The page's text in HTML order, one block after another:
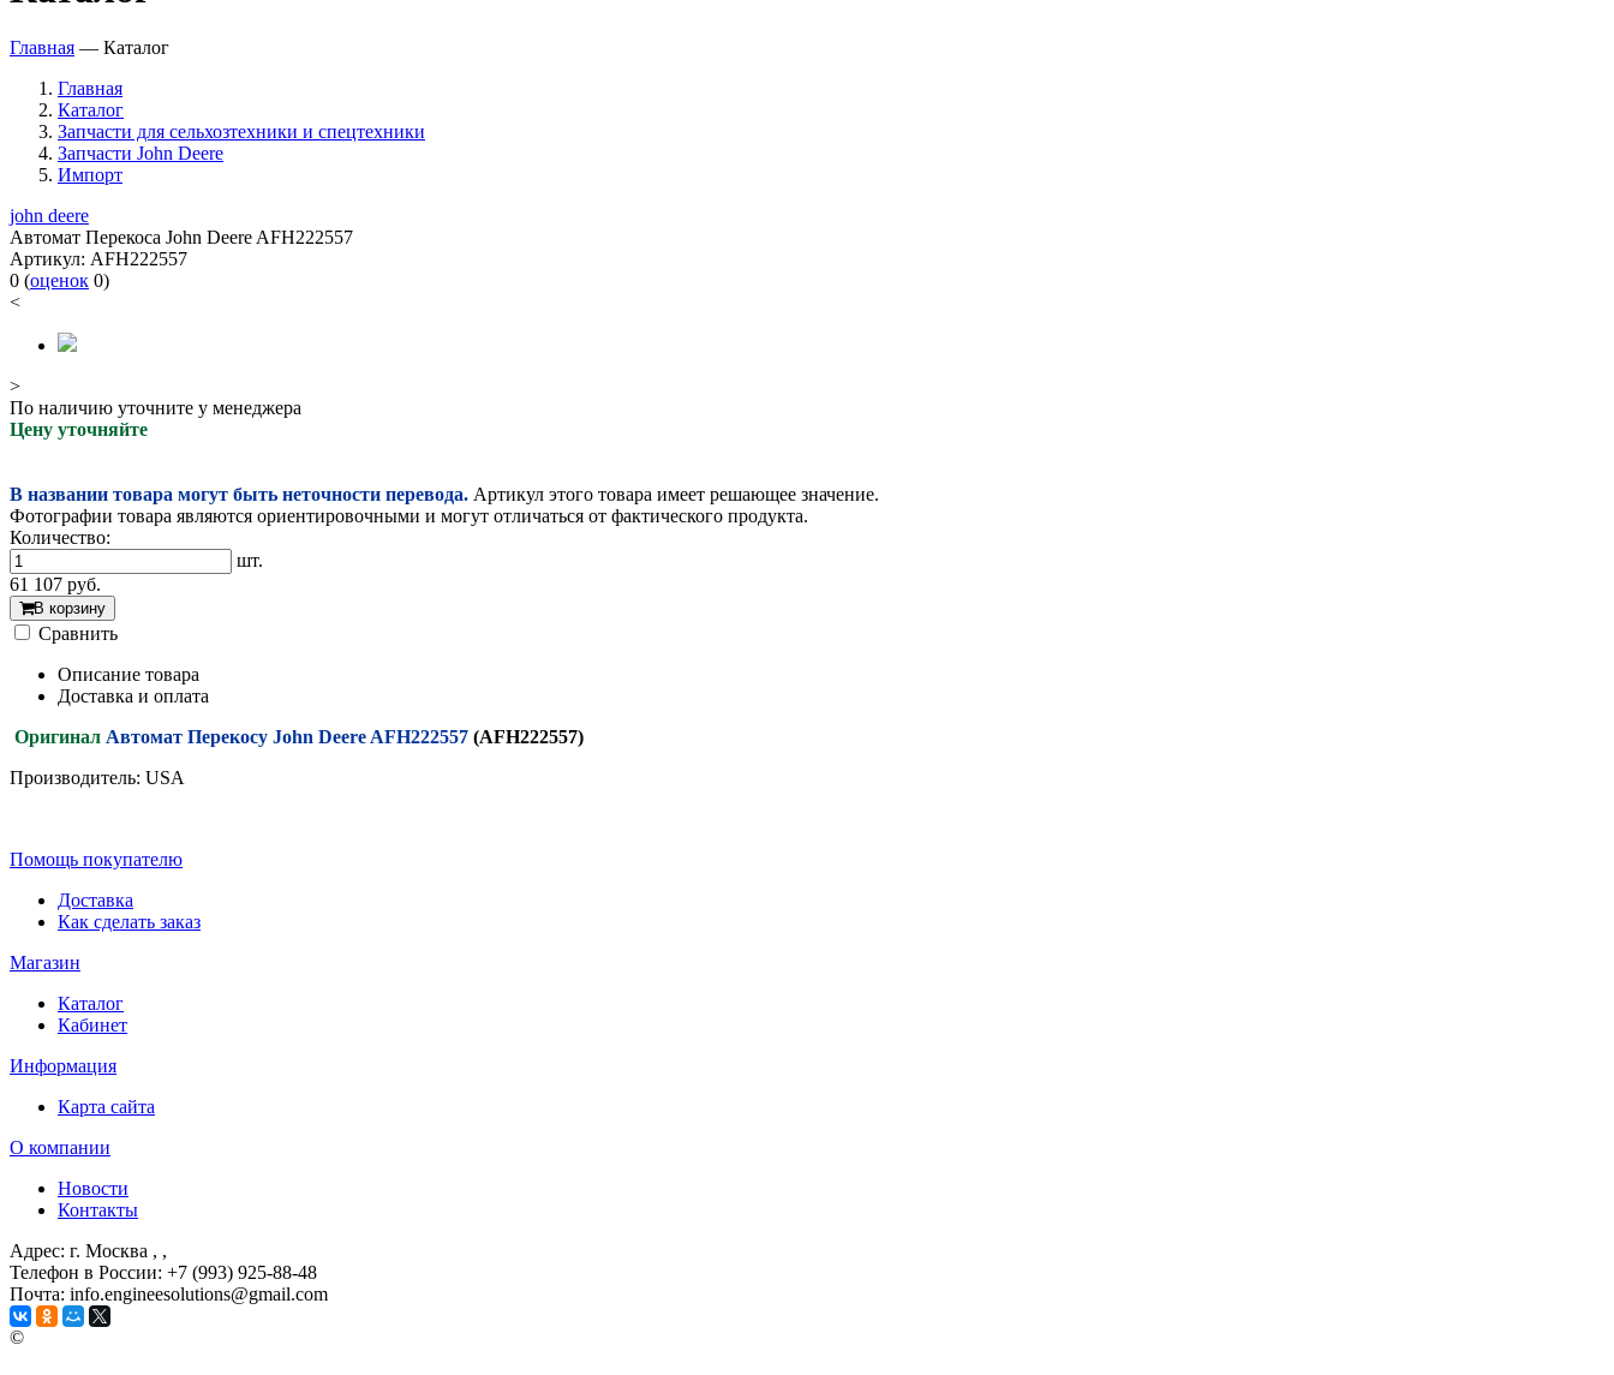
Главная — Каталог
Главная
Каталог
Запчасти для сельхозтехники и спецтехники
Запчасти John Deere
Импорт
john deere
Автомат Перекоса John Deere AFH222557
Артикул: AFH222557
0 (оценок 0)
<
>
По наличию уточните у менеджера
Цену уточняйте
В названии товара могут быть неточности перевода. Артикул этого товара имеет решающее значение.
Фотографии товара являются ориентировочными и могут отличаться от фактического продукта.
Количество:
шт.
61 107 руб.
В корзину
Cравнить
Описание товара
Доставка и оплата
Оригинал Автомат Перекосу John Deere AFH222557 (AFH222557)
Производитель: USA
Помощь покупателю
Доставка
Как сделать заказ
Магазин
Каталог
Кабинет
Информация
Карта сайта
О компании
Новости
Контакты
Адрес: г. Москва , ,
Телефон в России: +7 (993) 925-88-48
Почта: info.engineesolutions@gmail.com
©